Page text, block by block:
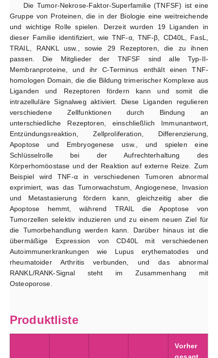
Die Tumor-Nekrose-Faktor-Superfamilie (TNFSF) ist eine
Gruppe von Proteinen, die in der Biologie eine weitreichende
und wichtige Rolle spielen. Derzeit wurden 19 Liganden in
dieser Familie identifiziert, wie TNF-α, TNF-β, CD40L, FasL,
TRAIL, RANKL usw., sowie 29 Rezeptoren, die zu ihnen
passen. Die Mitglieder der TNFSF sind alle Typ-II-
Membranproteine, und ihr C-Terminus enthält einen TNF-
homologen Domain, die die Bildung trimerischer Komplexe aus
Liganden und Rezeptoren fördern kann und somit die
intrazelluläre Signalweg aktiviert. Diese Liganden regulieren
verschiedene Zellfunktionen durch Bindung an
unterschiedliche Rezeptoren, einschließlich Immunantwort,
Entzündungsreaktion, Zellproliferation, Differenzierung,
Apoptose und Embryogenese usw., und spielen eine
Schlüsselrolle bei der Aufrechterhaltung des
Körperhomöostase und der Reaktion auf externe Reize. Zum
Beispiel wird TNF-α in verschiedenen Tumoren abnormal
exprimiert, was das Tumorwachstum, Angiogenese, Invasion
und Metastasierung fördern kann, gleichzeitig aber die
Apoptose hemmt, während TRAIL die Apoptose von
Tumorzellen selektiv induzieren und zu einem neuen Ziel für
die Tumorbehandlung werden kann. Darüber hinaus ist die
übermäßige Expression von CD40L mit verschiedenen
Autoimmunerkrankungen wie Lupus erythematodes und
rheumatoider Arthritis verbunden, und das abnormal
RANKL/RANK-Signal steht im Zusammenhang mit
Osteoporose.
Produktliste
Vorher
gesagt